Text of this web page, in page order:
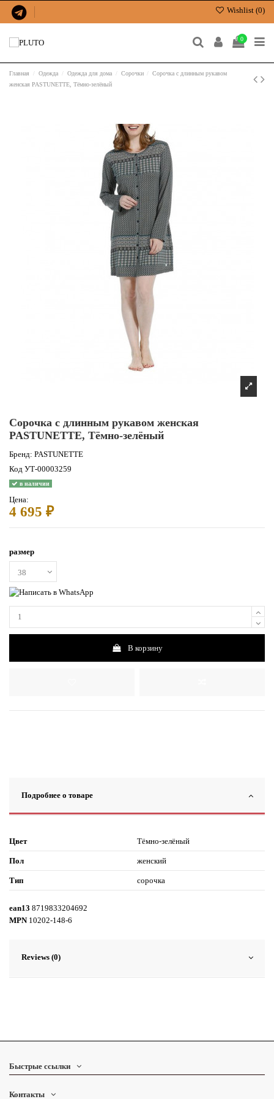
Wishlist (0)
0
Главная Одежда Одежда для дома Сорочки
Сорочка с длинным рукавом
женская PASTUNETTE, Тёмно-зелёный
Сорочка с длинным рукавом женская
PASTUNETTE, Тёмно-зелёный
Бренд: PASTUNETTE
Код УТ-00003259
в наличии
Цена:
4 695 ₽
размер
В корзину
Подробнее о товаре
Цвет Тёмно-зелёный
Пол женский
Тип сорочка
ean13 8719833204692
MPN 10202-148-6
Reviews (0)
Быстрые ссылки
Контакты